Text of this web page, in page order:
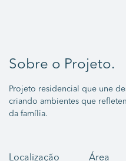
Sobre o Projeto.
Projeto residencial que une
criando ambientes que
da família.
Localização Área